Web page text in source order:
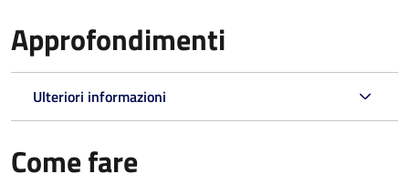
Approfondimenti
Ulteriori informazioni
Come fare